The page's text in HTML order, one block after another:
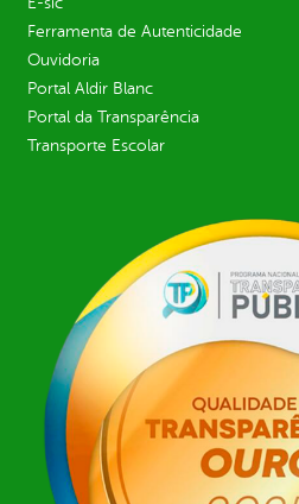
Ferramenta de Autenticidade
Ouvidoria
Portal Aldir Blanc
Portal da Transparência
Transporte Escolar